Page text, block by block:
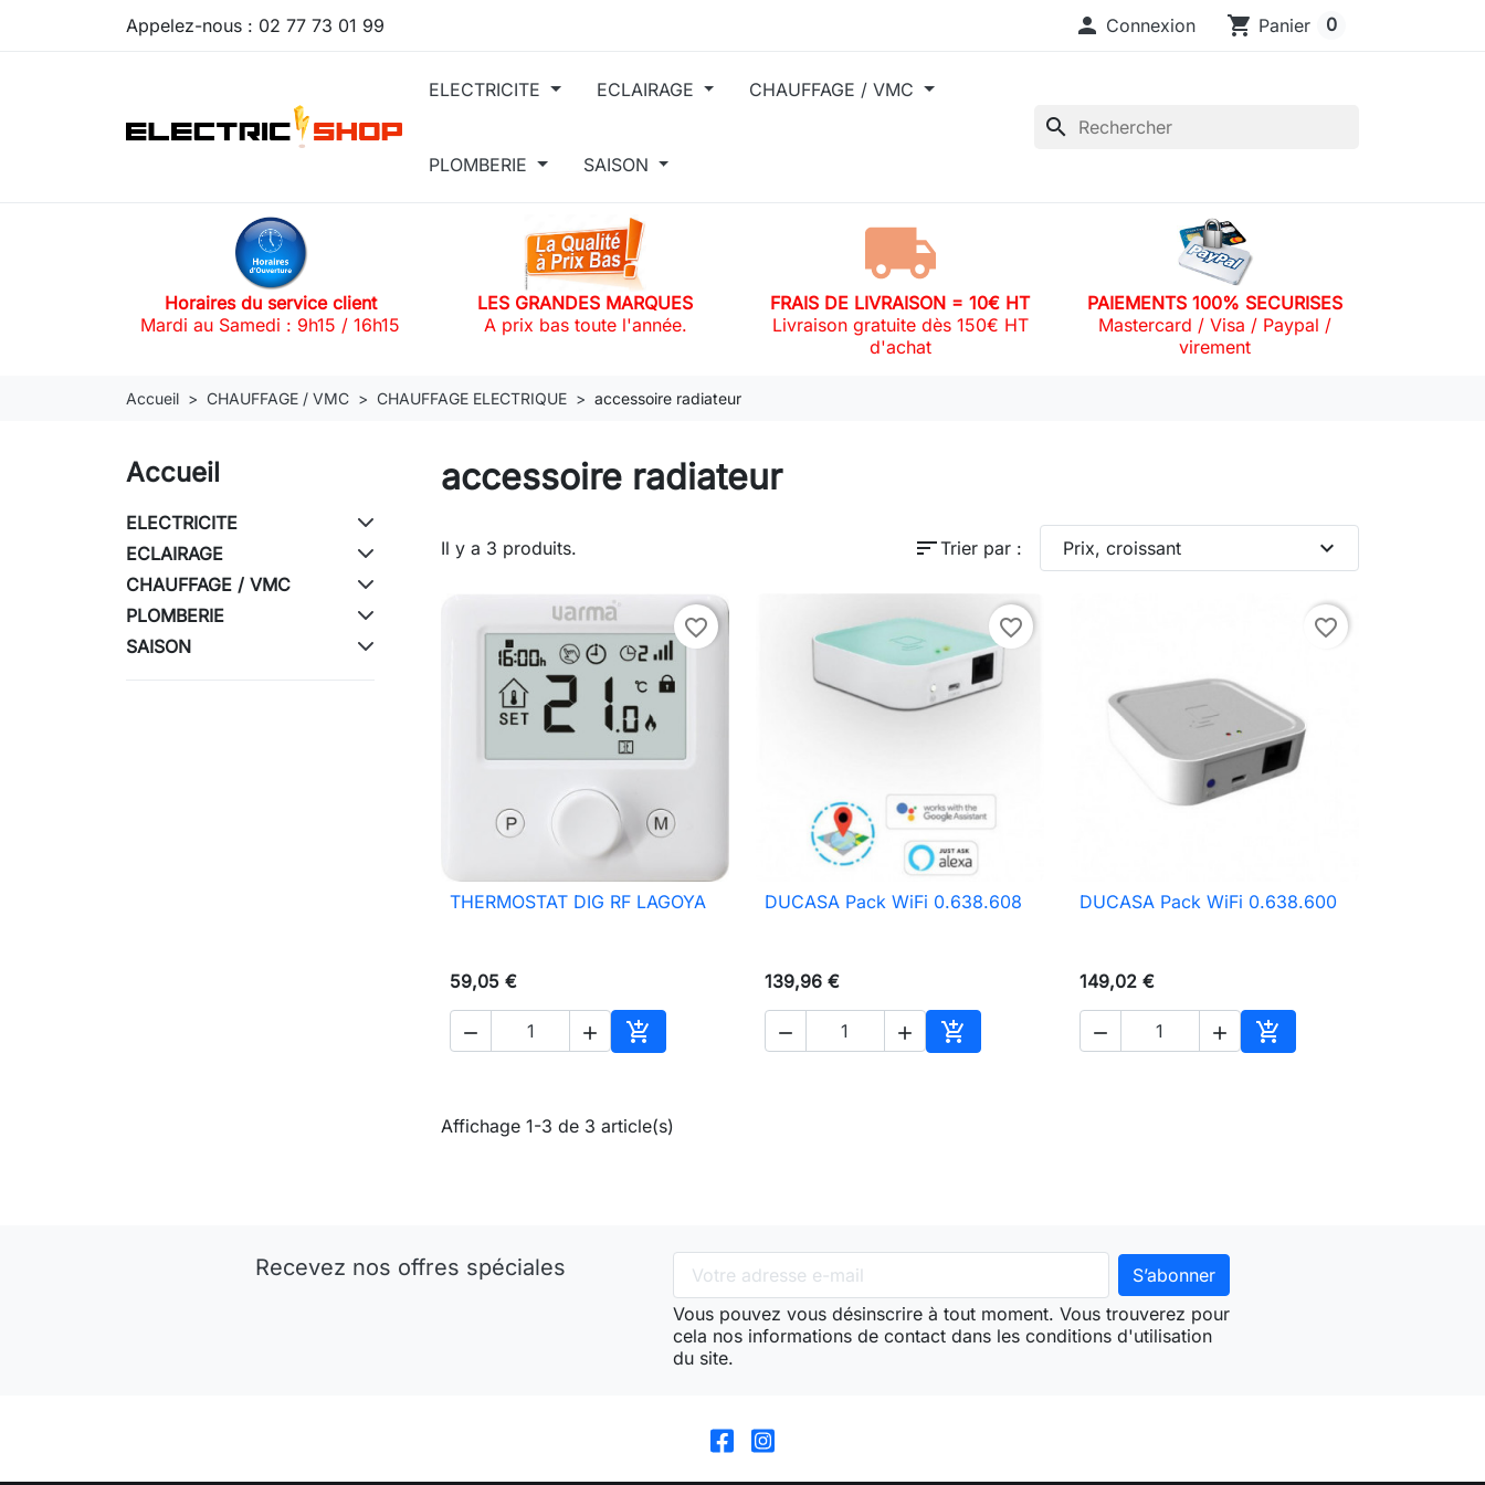
Appelez-nous : 02 77 73 01 99  Connexion shopping_cart Panier 0
ELECTRICITE ECLAIRAGE CHAUFFAGE / VMC
PLOMBERIE SAISON
search
Horaires du service client
Mardi au Samedi : 9h15 / 16h15
LES GRANDES MARQUES
A prix bas toute l'année.
FRAIS DE LIVRAISON = 10€ HT
Livraison gratuite dès 150€ HT
d'achat
PAIEMENTS 100% SECURISES
Mastercard / Visa / Paypal /
virement
Accueil CHAUFFAGE / VMC CHAUFFAGE ELECTRIQUE accessoire radiateur
Accueil
ELECTRICITE
ECLAIRAGE
CHAUFFAGE / VMC
PLOMBERIE
SAISON
accessoire radiateur
Il y a 3 produits. sortTrier par : Prix, croissant expand_more
favorite_border
 Aperçu rapide
THERMOSTAT DIG RF LAGOYA
59,05 €
  
Ajouter au panier
favorite_border
 Aperçu rapide
DUCASA Pack WiFi 0.638.608
139,96 €
  
Ajouter au panier
favorite_border
 Aperçu rapide
DUCASA Pack WiFi 0.638.600
149,02 €
  
Ajouter au panier
Affichage 1-3 de 3 article(s)
Recevez nos offres spéciales
Vous pouvez vous désinscrire à tout moment. Vous trouverez pour
cela nos informations de contact dans les conditions d'utilisation
du site.